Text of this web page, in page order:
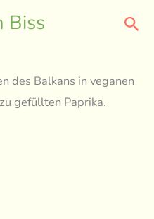
Biss
des Balkans in veganen
gefüllten Paprika.